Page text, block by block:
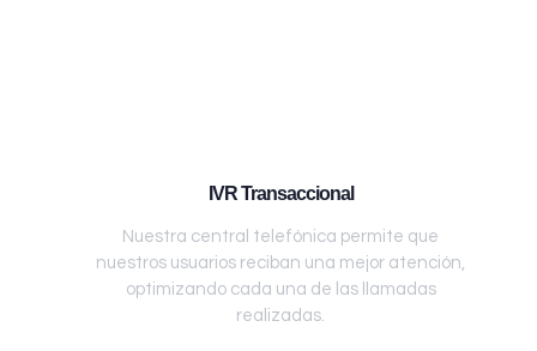
IVR Transaccional
Nuestra central telefónica permite que
nuestros usuarios reciban una mejor atención,
optimizando cada una de las llamadas
realizadas.